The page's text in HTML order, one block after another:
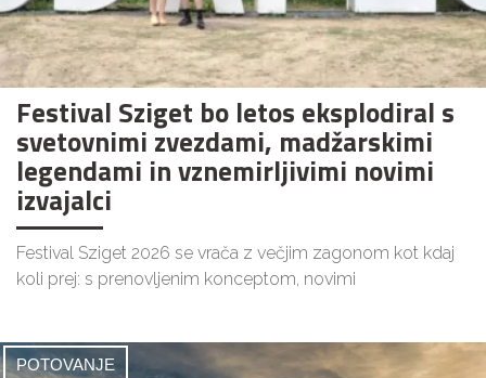
Festival Sziget bo letos eksplodiral s
svetovnimi zvezdami, madžarskimi
legendami in vznemirljivimi novimi
izvajalci
Festival Sziget 2026 se vrača z večjim zagonom kot kdaj
koli prej: s prenovljenim konceptom, novimi
POTOVANJE